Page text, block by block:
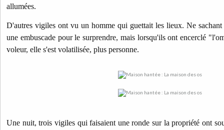
allumées.
D'autres vigiles ont vu un homme qui guettait les lieux. Ne
une embuscade pour le surprendre, mais lorsqu'ils ont encerclé
voleur, elle s'est volatilisée, plus personne.
Une nuit, trois vigiles qui faisaient une ronde sur la propriété ont